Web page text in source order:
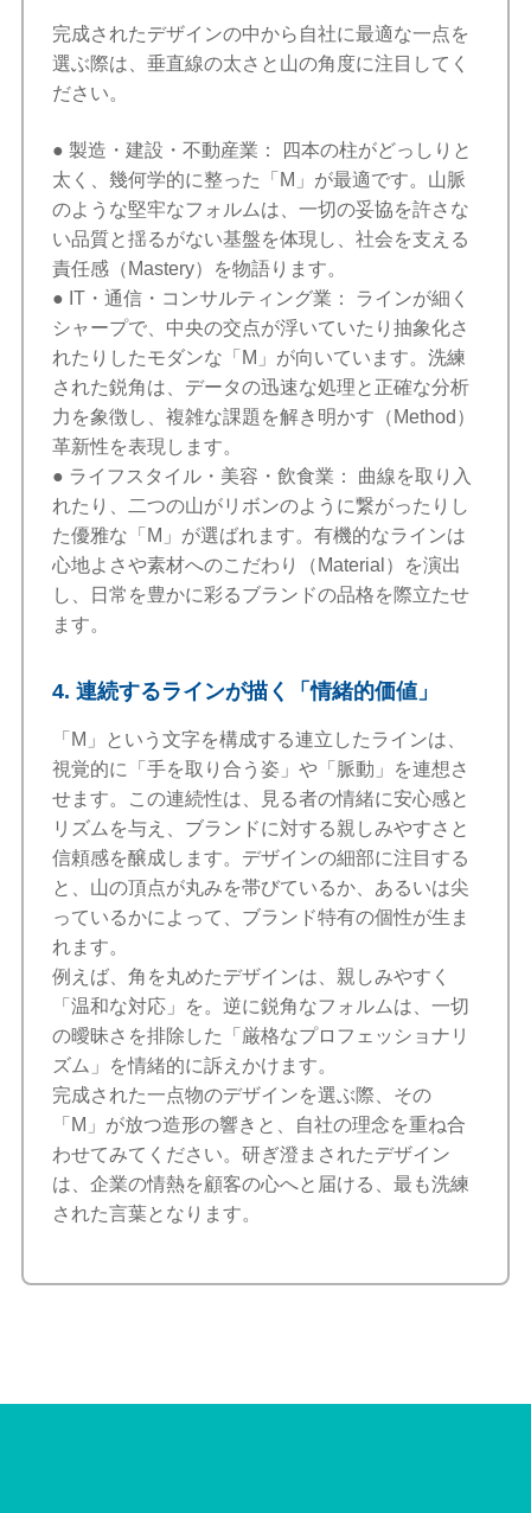
完成されたデザインの中から自社に最適な一点を
選ぶ際は、垂直線の太さと山の角度に注目してく
ださい。
● 製造・建設・不動産業： 四本の柱がどっしりと
太く、幾何学的に整った「M」が最適です。山脈
のような堅牢なフォルムは、一切の妥協を許さな
い品質と揺るがない基盤を体現し、社会を支える
責任感（Mastery）を物語ります。
● IT・通信・コンサルティング業： ラインが細く
シャープで、中央の交点が浮いていたり抽象化さ
れたりしたモダンな「M」が向いています。洗練
された鋭角は、データの迅速な処理と正確な分析
力を象徴し、複雑な課題を解き明かす（Method）
革新性を表現します。
● ライフスタイル・美容・飲食業： 曲線を取り入
れたり、二つの山がリボンのように繋がったりし
た優雅な「M」が選ばれます。有機的なラインは
心地よさや素材へのこだわり（Material）を演出
し、日常を豊かに彩るブランドの品格を際立たせ
ます。
4. 連続するラインが描く「情緒的価値」
「M」という文字を構成する連立したラインは、
視覚的に「手を取り合う姿」や「脈動」を連想さ
せます。この連続性は、見る者の情緒に安心感と
リズムを与え、ブランドに対する親しみやすさと
信頼感を醸成します。デザインの細部に注目する
と、山の頂点が丸みを帯びているか、あるいは尖
っているかによって、ブランド特有の個性が生ま
れます。
例えば、角を丸めたデザインは、親しみやすく
「温和な対応」を。逆に鋭角なフォルムは、一切
の曖昧さを排除した「厳格なプロフェッショナリ
ズム」を情緒的に訴えかけます。
完成された一点物のデザインを選ぶ際、その
「M」が放つ造形の響きと、自社の理念を重ね合
わせてみてください。研ぎ澄まされたデザイン
は、企業の情熱を顧客の心へと届ける、最も洗練
された言葉となります。